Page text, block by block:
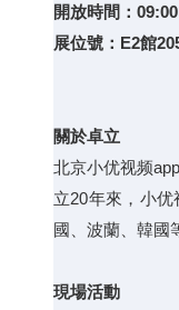
開放時間：
展位號：E2館
關於卓立
北京小优视频
立20年來，小
國、波蘭、韓國
現場活動